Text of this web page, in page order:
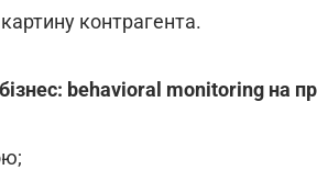
контрагента.
behavioral monitoring на